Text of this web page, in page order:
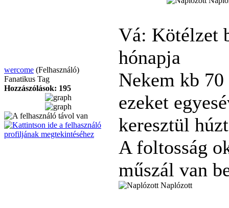
wercome (Felhasználó)
Fanatikus Tag
Hozzászólások: 195
Vá: Kötélzet
hónapja
Nekem kb
ezeket
keresztül
A foltosság
műszál van
Naplózott